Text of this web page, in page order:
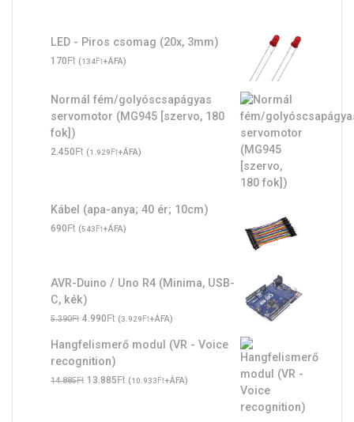
LED - Piros csomag (20x, 3mm)
170Ft (134Ft+ÁFA)
Normál fém/golyóscsapágyas
servomotor (MG945 [szervo, 180
fok])
2.450Ft (1.929Ft+ÁFA)
Kábel (apa-anya; 40 ér; 10cm)
690Ft (543Ft+ÁFA)
AVR-Duino / Uno R4 (Minima, USB-
C, kék)
5.390Ft Original
was:
5.390Ft.
4.990FtCurrent
is:
4.990Ft.
(3.929Ft+ÁFA)
Hangfelismerő modul (VR - Voice
recognition)
14.885Ft Original
13.885FtCurrent
(10.933Ft+ÁFA)